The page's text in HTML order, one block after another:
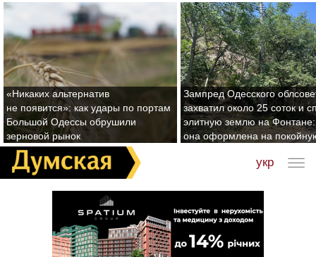
«Никаких альтернатив
не появится»: как удары по портам
Большой Одессы обрушили
зерновой рынок
Зампред Одесского
захватил около 25 соток и
элитную землю на Фонтане:
она оформлена на
укр